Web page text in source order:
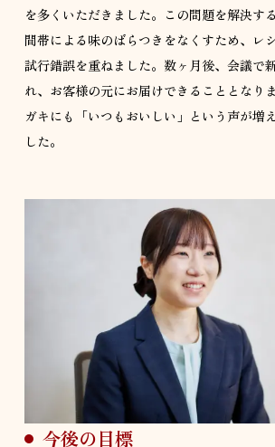
を多くいただきました。この問題を解決す
間帯による味のばらつきをなくすため、レ
試行錯誤を重ねました。数ヶ月後、会議で
れ、お客様の元にお届けできることとなり
ガキにも「いつもおいしい」という声が増
した。
今後の目標